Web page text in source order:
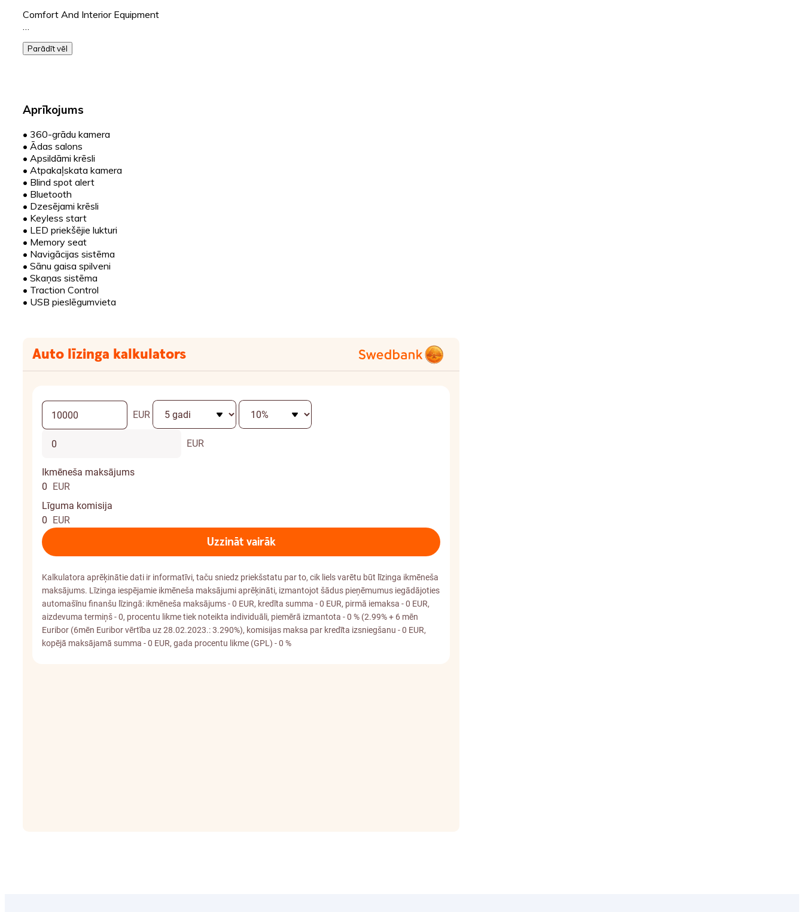
Comfort And Interior Equipment
…
Parādīt vēl
Aprīkojums
• 360-grādu kamera
• Ādas salons
• Apsildāmi krēsli
• Atpakaļskata kamera
• Blind spot alert
• Bluetooth
• Dzesējami krēsli
• Keyless start
• LED priekšējie lukturi
• Memory seat
• Navigācijas sistēma
• Sānu gaisa spilveni
• Skaņas sistēma
• Traction Control
• USB pieslēgumvieta